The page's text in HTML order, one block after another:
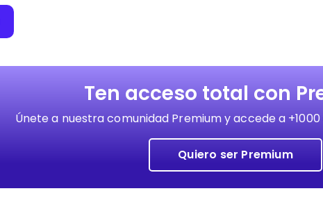
Ten acceso total con
Únete a nuestra comunidad Premium y accede a
Quiero ser Premium